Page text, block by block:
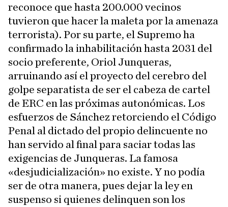
reconoce que hasta 200.000 vecinos
tuvieron que hacer la maleta por la amenaza
terrorista). Por su parte, el Supremo ha
confirmado la inhabilitación hasta 2031 del
socio preferente, Oriol Junqueras,
arruinando así el proyecto del cerebro del
golpe separatista de ser el cabeza de cartel
de ERC en las próximas autonómicas. Los
esfuerzos de Sánchez retorciendo el Código
Penal al dictado del propio delincuente no
han servido al final para saciar todas las
exigencias de Junqueras. La famosa
«desjudicialización» no existe. Y no podía
ser de otra manera, pues dejar la ley en
suspenso si quienes delinquen son los